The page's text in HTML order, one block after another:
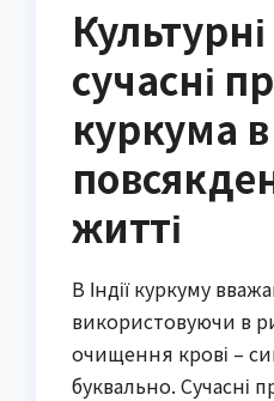
сучасні
куркума в
житті
В Індії куркуму
використовуючи в
очищення крові –
буквально. Сучасні